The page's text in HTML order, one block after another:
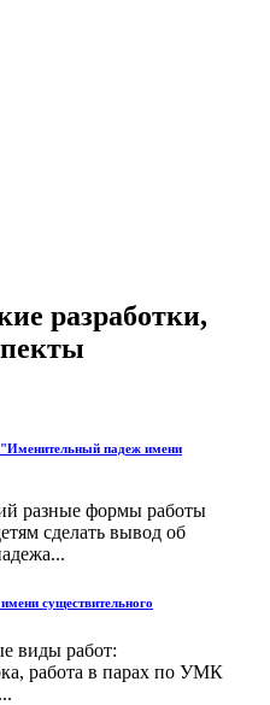
разработки,
"Именительный падеж имени
разные формы работы
сделать вывод об
существительного
виды работ:
работа в парах по УМК